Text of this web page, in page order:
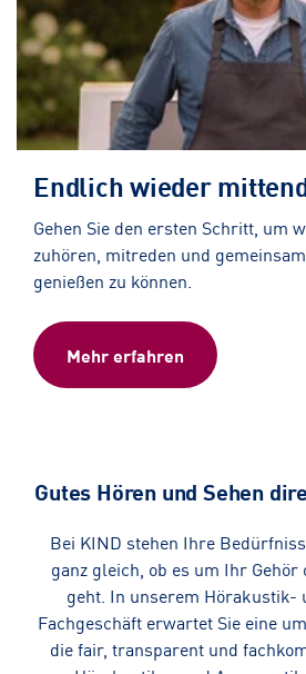
Endlich wieder
Gehen Sie den ersten Schritt, um
zuhören, mitreden und
genießen zu können.
Mehr erfahren
Gutes Hören und Sehen
Bei KIND stehen Ihre
ganz gleich, ob es um Ihr
geht. In unserem Hörakustik-
Fachgeschäft erwartet Sie eine
die fair, transparent und